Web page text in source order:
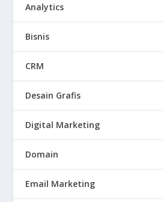
Analytics
Bisnis
CRM
Desain Grafis
Digital Marketing
Domain
Email Marketing